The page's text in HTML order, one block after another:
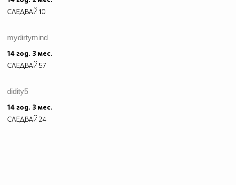
СЛЕДВАЙ10
mydirtymind
14 год. 3 мес.
СЛЕДВАЙ57
didity5
14 год. 3 мес.
СЛЕДВАЙ24